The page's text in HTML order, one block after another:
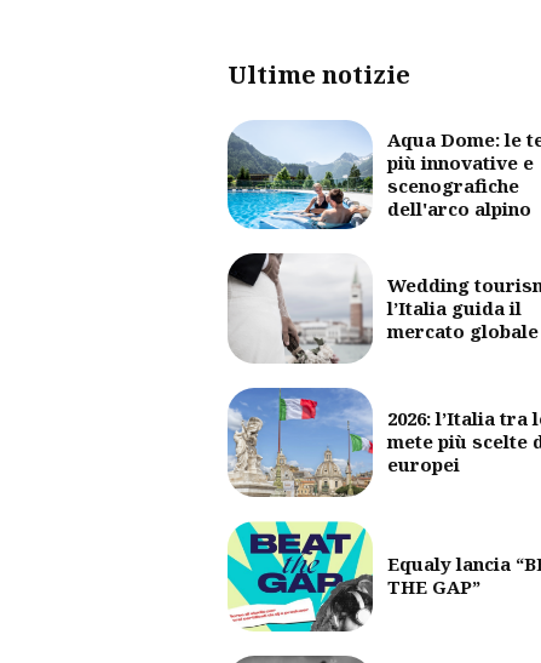
Ultime notizie
Aqua Dome: le
più innovative e
scenografiche
dell'arco alpino
Wedding
l’Italia guida il
mercato globale
2026: l’Italia tra
mete più scelte
europei
Equaly lancia
THE GAP”